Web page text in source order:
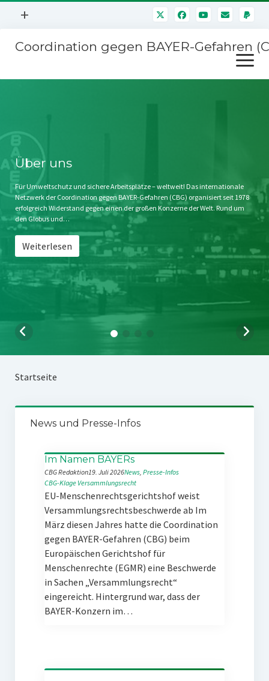
Menü
+
Mitmachen
Kontakt
Impressum
Störfälle
Coordination gegen BAYER-Gefahren
Menü
öffnen
Stichwort BAYER
Jahrestagung
SPENDEN
Über uns
Für Umweltschutz und sichere Arbeitsplätze – weltweit! Das internationale
Netzwerk der Coordination gegen BAYER-Gefahren (CBG) organisiert seit 1978
erfolgreich Widerstand gegen einen der großen Konzerne der Welt. Rund um
den Globus und…
Weiterlesen
Startseite
News und Presse-Infos
Im Namen BAYERs
CBG Redaktion19. Juli 2026News, Presse-Infos
CBG-Klage Versammlungsrecht
EU-Menschenrechtsgerichtshof weist
Versammlungsrechtsbeschwerde ab Im
März diesen Jahres hatte die Coordination
gegen BAYER-Gefahren (CBG) beim
Europäischen Gerichtshof für
Menschenrechte (EGMR) eine Beschwerde
in Sachen „Versammlungsrecht“
eingereicht. Hintergrund war, dass der
BAYER-Konzern im…